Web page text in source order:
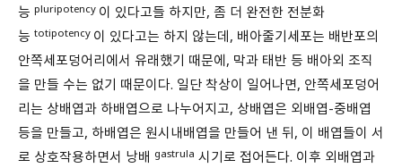
능 pluripotency 이 있다고들 하지만, 좀 더 완전한 전분화
능 totipotency 이 있다고는 하지 않는데, 배아줄기세포는 배반포의
안쪽세포덩어리에서 유래했기 때문에, 막과 태반 등 배아외 조직
을 만들 수는 없기 때문이다. 일단 착상이 일어나면, 안쪽세포덩어
리는 상배엽과 하배엽으로 나누어지고, 상배엽은 외배엽-중배엽
등을 만들고, 하배엽은 원시내배엽을 만들어 낸 뒤, 이 배엽들이 서
로 상호작용하면서 낭배 gastrula 시기로 접어든다. 이후 외배엽과